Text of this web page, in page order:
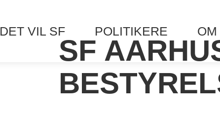
DET VIL SF POLITIKERE
SF